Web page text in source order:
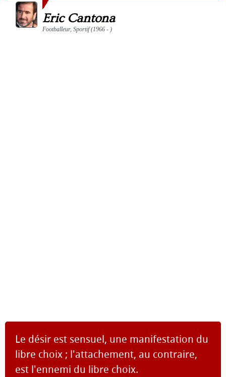
Eric Cantona
Footballeur, Sportif (1966 - )
Le désir est sensuel, une manifestation du
libre choix ; l'attachement, au contraire,
est l'ennemi du libre choix.